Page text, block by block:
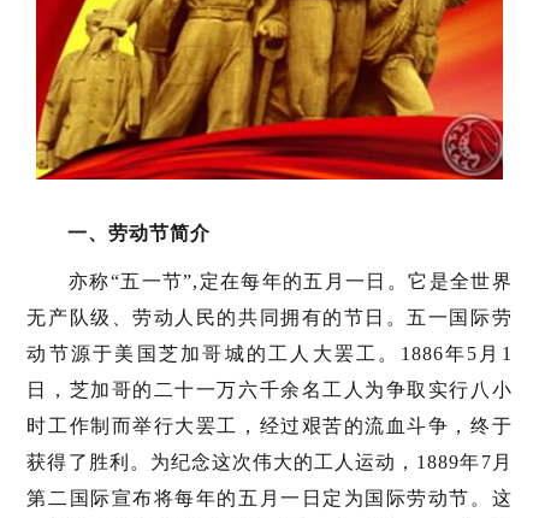
一、劳动节简介
亦称“五一节”,定在每年的五月一日。它是全世界
无产队级、劳动人民的共同拥有的节日。五一国际劳
动节源于美国芝加哥城的工人大罢工。1886年5月1
日，芝加哥的二十一万六千余名工人为争取实行八小
时工作制而举行大罢工，经过艰苦的流血斗争，终于
获得了胜利。为纪念这次伟大的工人运动，1889年7月
第二国际宣布将每年的五月一日定为国际劳动节。这